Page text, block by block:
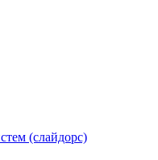
(слайдорс)